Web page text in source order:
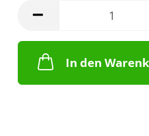
In den